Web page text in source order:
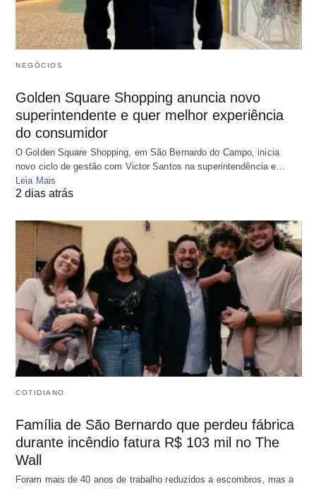
NEGÓCIOS
Golden Square Shopping anuncia novo
superintendente e quer melhor experiência
do consumidor
O Golden Square Shopping, em São Bernardo do Campo, inicia
novo ciclo de gestão com Victor Santos na superintendência e…
Leia Mais
2 dias atrás
COTIDIANO
Família de São Bernardo que perdeu fábrica
durante incêndio fatura R$ 103 mil no The
Wall
Foram mais de 40 anos de trabalho reduzidos a escombros, mas a